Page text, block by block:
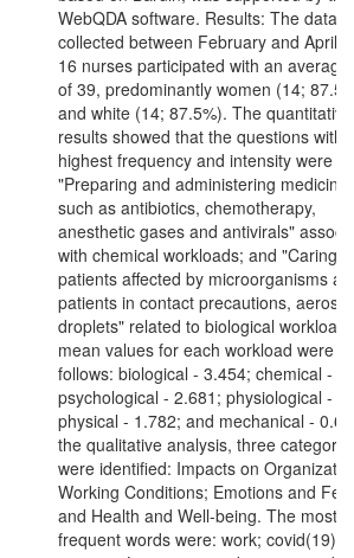
WebQDA software. Results: The data
collected between February and April
16 nurses participated with an average
of 39, predominantly women (14;
and white (14; 87.5%). The quantitative
results showed that the questions with
highest frequency and intensity were
"Preparing and administering
such as antibiotics, chemotherapy,
anesthetic gases and antivirals"
with chemical workloads; and "Caring
patients affected by microorganisms
patients in contact precautions,
droplets" related to biological
mean values for each workload were
follows: biological - 3.454; chemical -
psychological - 2.681; physiological -
physical - 1.782; and mechanical -
the qualitative analysis, three
were identified: Impacts on
Working Conditions; Emotions and
and Health and Well-being. The most
frequent words were: work; covid(19);